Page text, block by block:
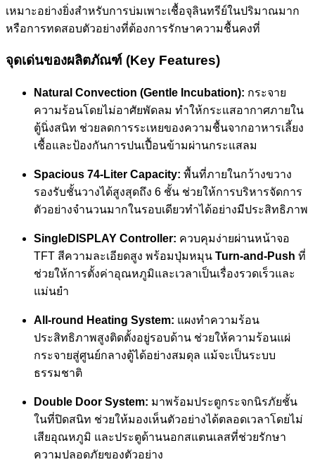
เหมาะอย่างยิ่งสำหรับการบ่มเพาะเชื้อจุลินทรีย์ในปริมาณมาก
หรือการทดสอบตัวอย่างที่ต้องการรักษาความชื้นคงที่
จุดเด่นของผลิตภัณฑ์ (Key Features)
Natural Convection (Gentle Incubation): กระจาย
ความร้อนโดยไม่อาศัยพัดลม ทำให้กระแสอากาศภายใน
ตู้นิ่งสนิท ช่วยลดการระเหยของความชื้นจากอาหารเลี้ยง
เชื้อและป้องกันการปนเปื้อนข้ามผ่านกระแสลม
Spacious 74-Liter Capacity: พื้นที่ภายในกว้างขวาง
รองรับชั้นวางได้สูงสุดถึง 6 ชั้น ช่วยให้การบริหารจัดการ
ตัวอย่างจำนวนมากในรอบเดียวทำได้อย่างมีประสิทธิภาพ
SingleDISPLAY Controller: ควบคุมง่ายผ่านหน้าจอ
TFT สีความละเอียดสูง พร้อมปุ่มหมุน Turn-and-Push ที่
ช่วยให้การตั้งค่าอุณหภูมิและเวลาเป็นเรื่องรวดเร็วและ
แม่นยำ
All-round Heating System: แผงทำความร้อน
ประสิทธิภาพสูงติดตั้งอยู่รอบด้าน ช่วยให้ความร้อนแผ่
กระจายสู่ศูนย์กลางตู้ได้อย่างสมดุล แม้จะเป็นระบบ
ธรรมชาติ
Double Door System: มาพร้อมประตูกระจกนิรภัยชั้น
ในที่ปิดสนิท ช่วยให้มองเห็นตัวอย่างได้ตลอดเวลาโดยไม่
เสียอุณหภูมิ และประตูด้านนอกสแตนเลสที่ช่วยรักษา
ความปลอดภัยของตัวอย่าง